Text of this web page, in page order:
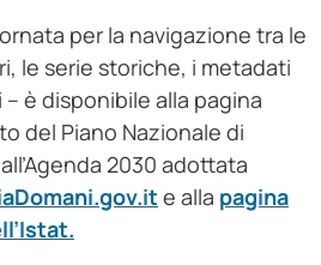
per la navigazione tra le
le serie storiche, i metadati
è disponibile alla pagina
del Piano Nazionale di
2030 adottata
e alla pagina